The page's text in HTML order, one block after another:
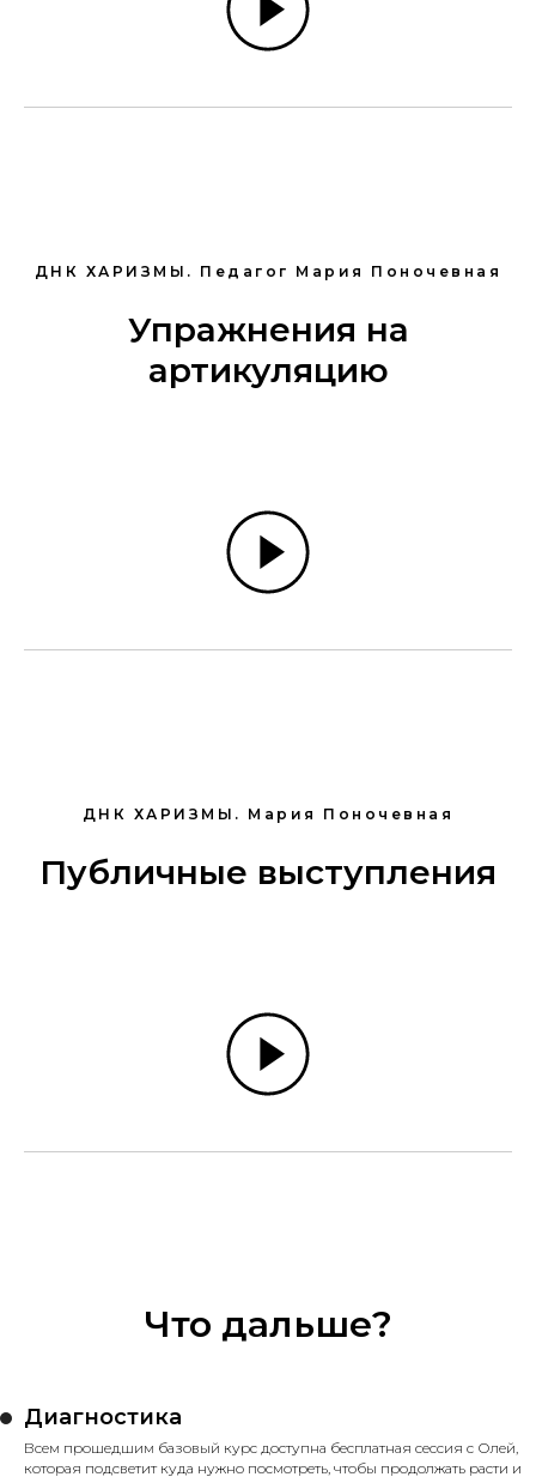
ДНК ХАРИЗМЫ. Педагог Мария Поночевная
Упражнения на
артикуляцию
ДНК ХАРИЗМЫ. Мария Поночевная
Публичные выступления
Что дальше?
Диагностика
Всем прошедшим базовый курс доступна бесплатная сессия с Олей,
которая подсветит куда нужно посмотреть, чтобы продолжать расти и